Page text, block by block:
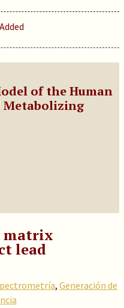
of the Human
Metabolizing
matrix
lead
, Generación de